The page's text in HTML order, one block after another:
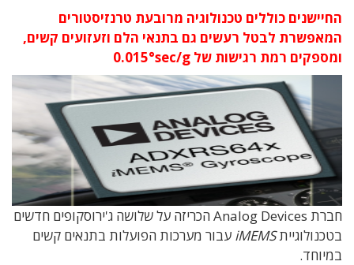
החיישנים כוללים טכנולוגיה מרובעת טרנזיסטורים
המאפשרת לבטל רעשים גם בתנאי הלם וזעזועים קשים,
ומספקים רמת רגישות של 0.015°sec/g
חברת Analog Devices הכריזה על שלושה ג'ירוסקופים חדשים
בטכנולוגייתiMEMS עבור מערכות הפועלות בתנאים קשים
במיוחד.